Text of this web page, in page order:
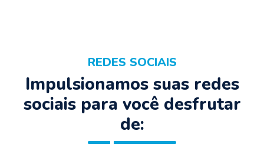
REDES SOCIAIS
Impulsionamos suas redes
sociais para você desfrutar
de: